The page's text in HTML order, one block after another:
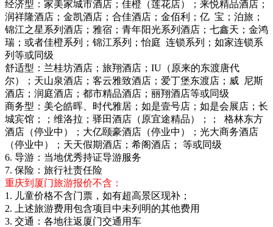
经济型：家美家城市酒店；佳橙（莲花店）；来悦精品酒店；
润祥隆酒店；金凯酒店；合佳酒店；金佰利；亿 宝；泊旅；
锦江之星系列酒店；雅宿；青年阳光系列酒店；七鑫天；金鸿
瑞；或者佳橙系列；锦江系列；怡庭 连锁系列；如家连锁系
列等或同级
舒适型：兰桂坊酒店；旅翔酒店；IU（原来的东渡唐代
尔）；天山泉酒店；客云雅致酒店；爱丁堡东渡店；威 尼斯
酒店；润庭酒店；都市精品酒店；丽翔酒店等或同级
商务型：美仑皓晖、时代雅居；如是壹号店；如是会展店；长
城宾馆；；维洛拉；驿田酒店（原宜途精品）；； 格林东方
酒店（停业中）；大亿颐豪酒店（停业中）；光大商务酒店
（停业中）；天天假期酒店；希阁酒店； 等或同级
6. 导游：当地优秀持证导游服务
7. 保险：旅行社责任险
重庆到厦门旅游报价不含：
1. 儿童价格不含门票，如有超高景区现补；
2. 上述旅游费用包含项目中未列明的其他费用
3. 交通：各地往返厦门交通用车